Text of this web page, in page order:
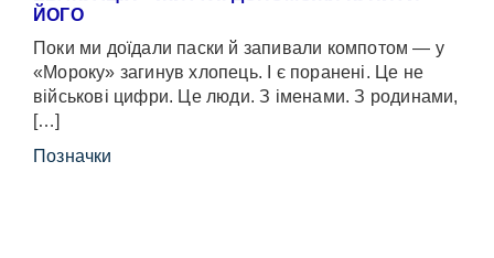
ЙОГО
Поки ми доїдали паски й запивали компотом — у
«Мороку» загинув хлопець. І є поранені. Це не
військові цифри. Це люди. З іменами. З родинами,
[…]
Позначки